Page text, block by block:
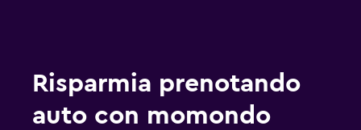
Risparmia prenotando
auto con momondo